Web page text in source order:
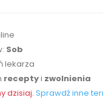
Sob
lekarza
receptyi zwolnienia
dzisiaj. Sprawdź inne